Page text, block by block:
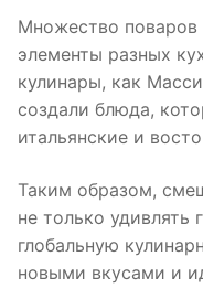
Множество поваров
элементы разных
кулинары, как
создали блюда,
итальянские и
Таким образом,
не только удивлять
глобальную
новыми вкусами и